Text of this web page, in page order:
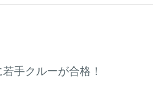
手クルーが合格！